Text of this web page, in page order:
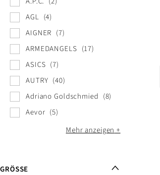
AGL
4
AIGNER
7
ARMEDANGELS
17
ASICS
7
AUTRY
40
Adriano Goldschmied
8
Aevor
5
Mehr anzeigen
GRÖSSE